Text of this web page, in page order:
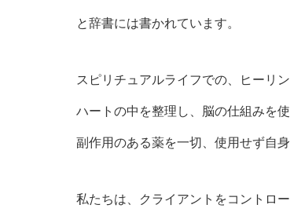
と辞書には書かれています。
スピリチュアルライフでの、ヒーリ
ハートの中を整理し、脳の仕組みを
副作用のある薬を一切、使用せず自
私たちは、クライアントをコントロー